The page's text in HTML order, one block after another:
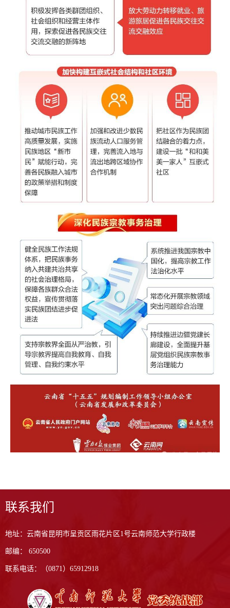
联系我们
地址：云南省昆明市呈贡区雨花片区1号云南师范大学行政楼
邮编： 650500
联系电话：（0871）65912918